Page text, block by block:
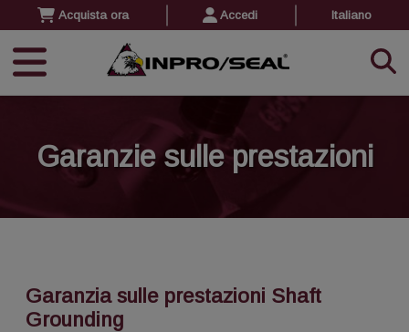
Acquista ora Accedi Italiano
Garanzie sulle prestazioni
Garanzia sulle prestazioni Shaft
Grounding